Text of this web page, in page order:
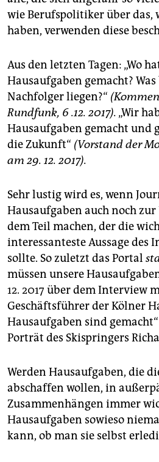
wie Berufspolitiker über das,
haben, verwenden diese
Aus den letzten Tagen: „Wo
Hausaufgaben gemacht?
Nachfolger liegen?“
Rundfunk, 6 .12. 2017). „Wir
Hausaufgaben gemacht und
die Zukunft“ (Vorstand der
am 29. 12. 2017).
Sehr lustig wird es, wenn
Hausaufgaben auch noch
dem Teil machen, der die
interessanteste Aussage des
sollte. So zuletzt das Portal
müssen unsere
12. 2017 über dem Interview
Geschäftsführer der Kölner
Hausaufgaben sind
Porträt des Skispringers
Werden Hausaufgaben, die
abschaffen wollen, in
Zusammenhängen immer
Hausaufgaben sowieso
kann, ob man sie selbst